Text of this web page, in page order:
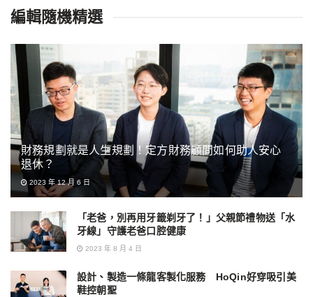
編輯隨機精選
財務規劃就是人生規劃！定方財務顧問如何助人安心
退休？
2023 年 12 月 6 日
「老爸，別再用牙籤剃牙了！」父親節禮物送「水
牙線」守護老爸口腔健康
2023 年 8 月 4 日
設計、製造一條龍客製化服務 HoQin好穿吸引美
鞋控朝聖